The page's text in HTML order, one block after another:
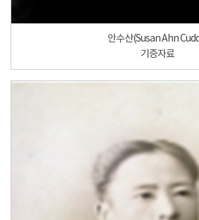
안수산(Susan Ahn
기증자료